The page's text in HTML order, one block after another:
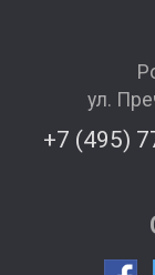
ул.
+7 (495)